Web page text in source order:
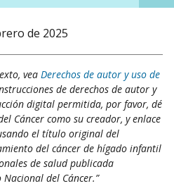
de 2025
vea Derechos de autor y uso de
de derechos de autor y
digital permitida, por favor, dé
Cáncer como su creador, y enlace
el título original del
del cáncer de hígado infantil
de salud publicada
del Cáncer.”